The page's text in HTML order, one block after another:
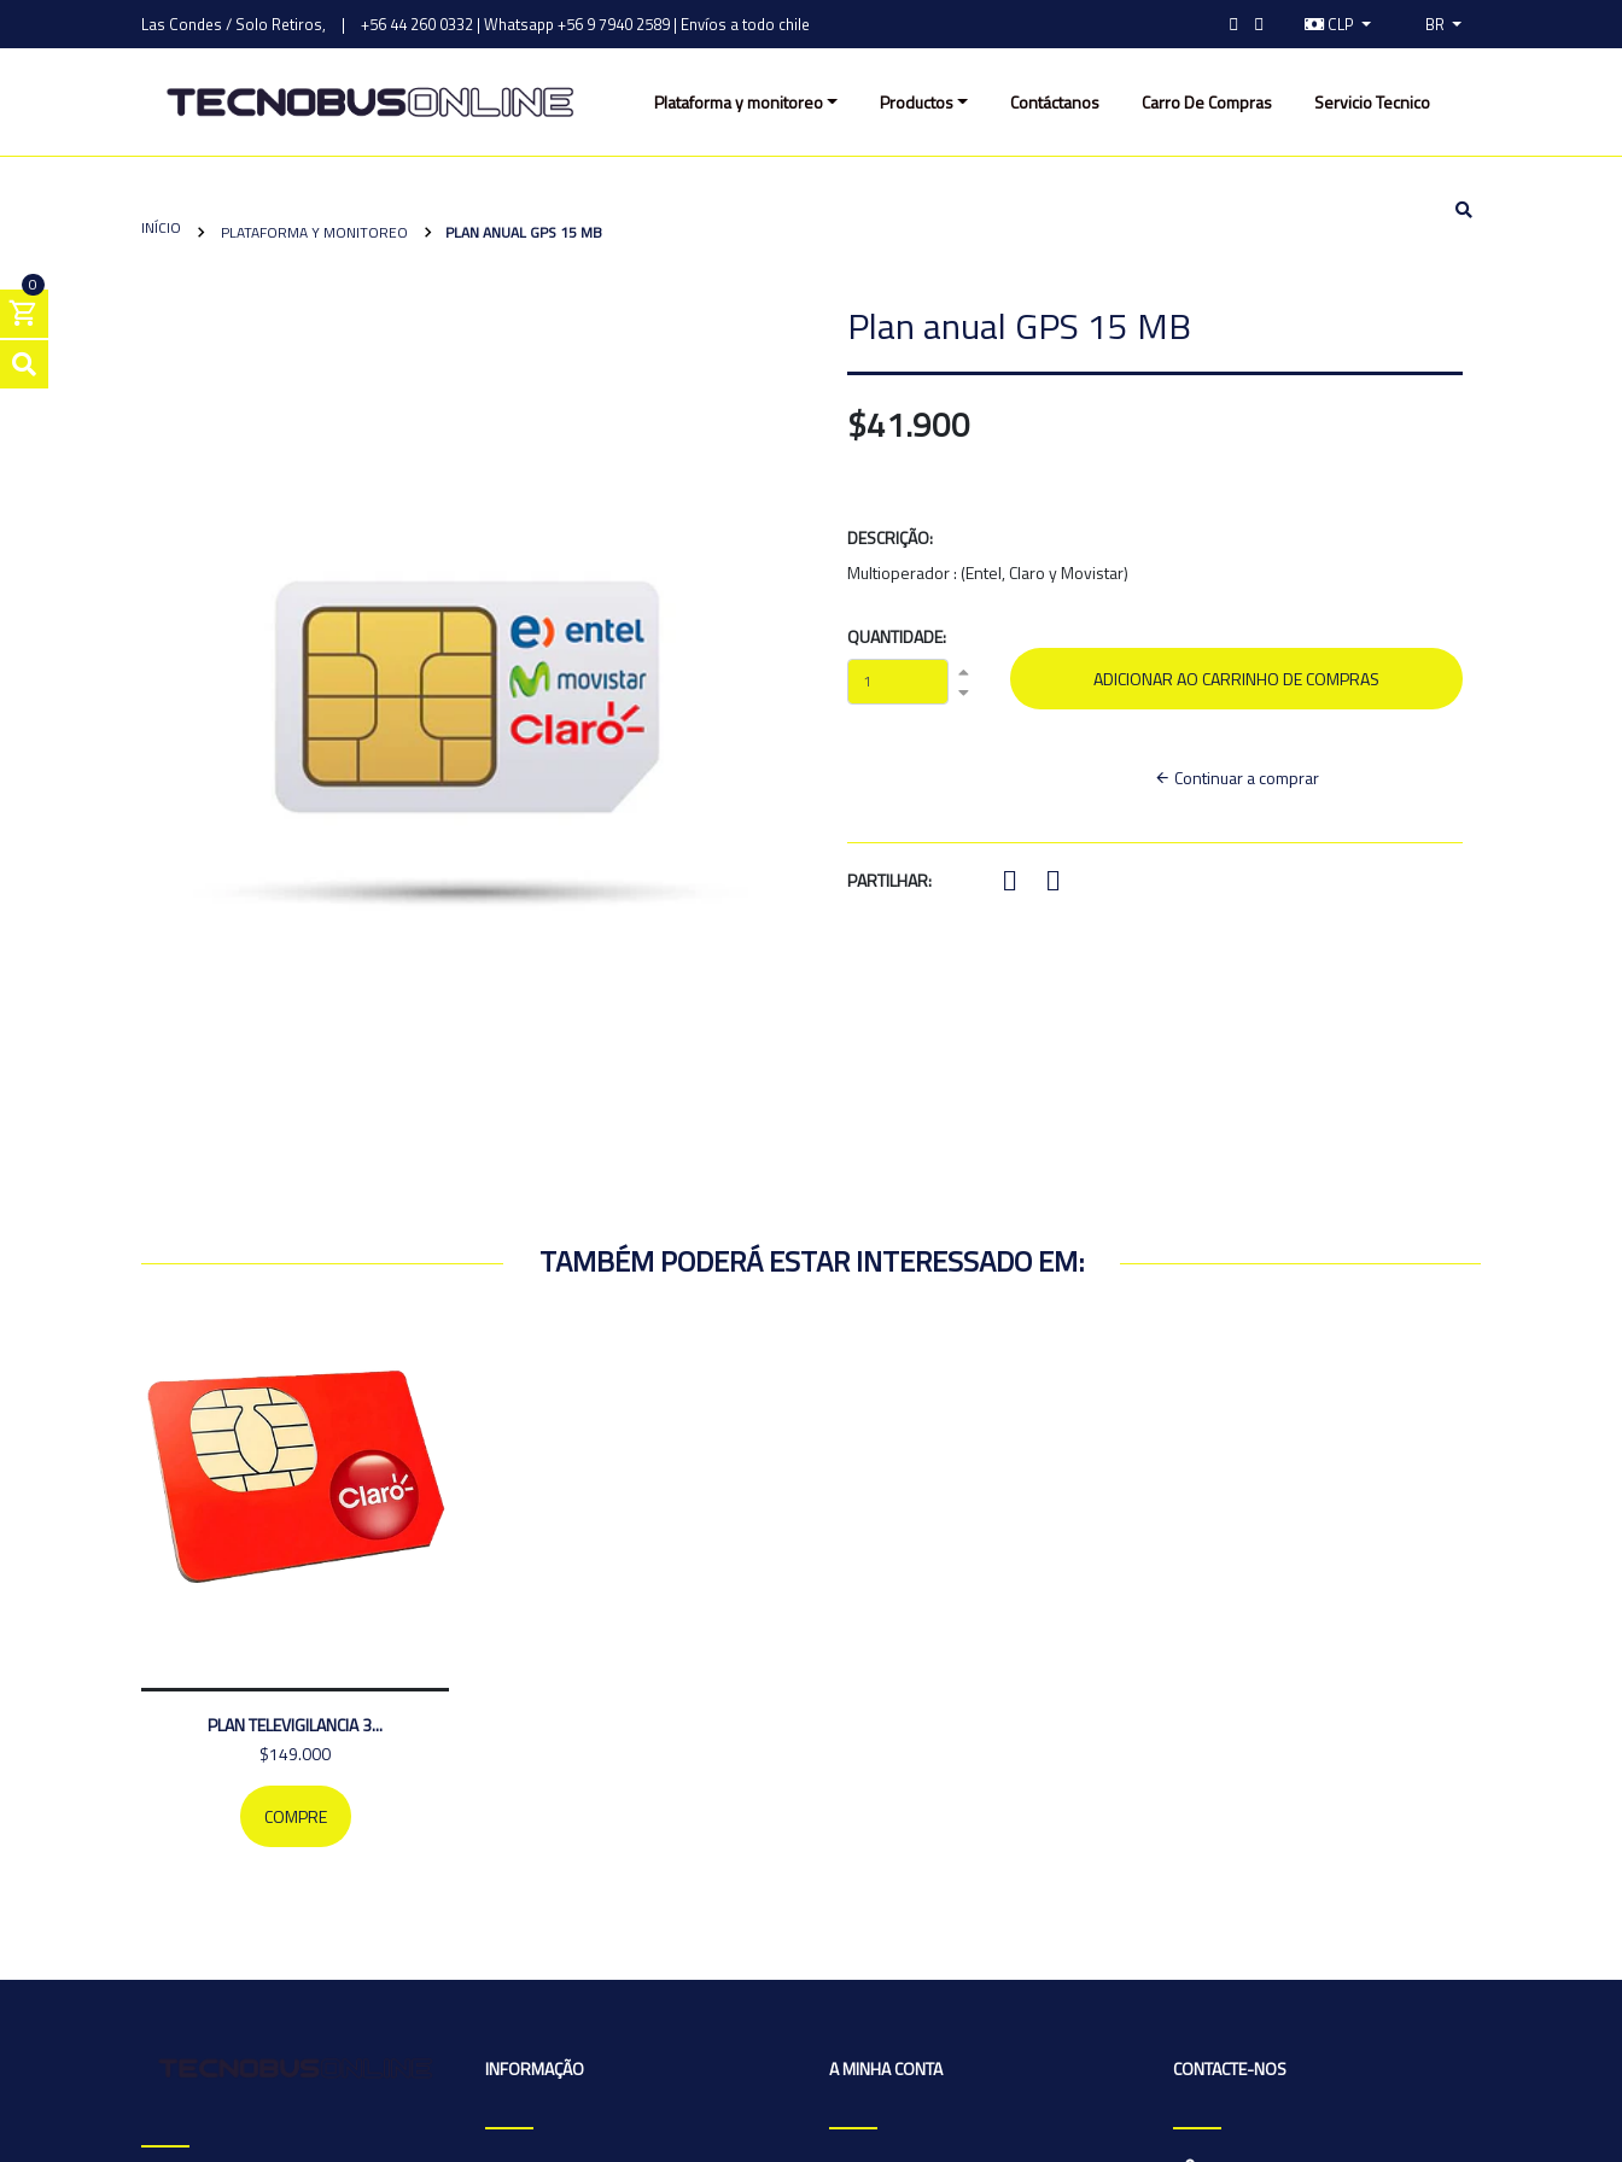
Las Condes / Solo Retiros, | +56 44 260 0332 | Whatsapp +56 9 7940 2589 | Envíos a todo chile CLP BR
Plataforma y monitoreo Productos Contáctanos Carro De Compras Servicio Tecnico
0
INÍCIO PLATAFORMA Y MONITOREO PLAN ANUAL GPS 15 MB
Plan anual GPS 15 MB
$41.900
DESCRIÇÃO:
Multioperador : (Entel, Claro y Movistar)
QUANTIDADE:
Continuar a comprar
PARTILHAR:
TAMBÉM PODERÁ ESTAR INTERESSADO EM:
PLAN TELEVIGILANCIA 3...
$149.000
COMPRE
INFORMAÇÃO A MINHA CONTA CONTACTE-NOS